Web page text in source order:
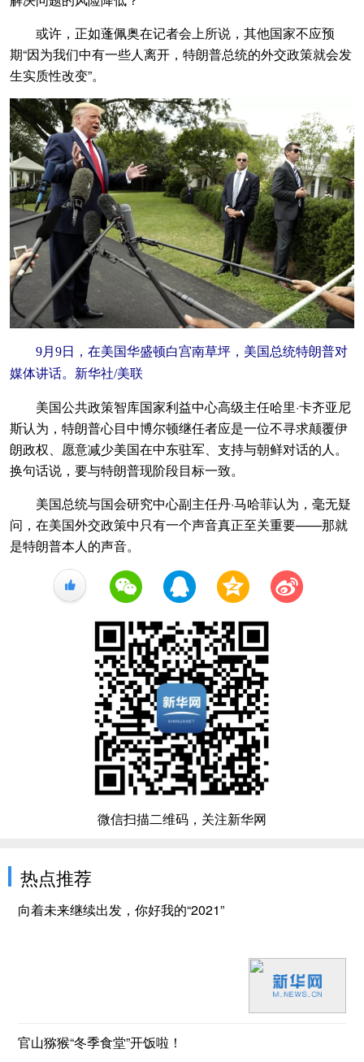
或许，正如蓬佩奥在记者会上所说，其他国家不应预
期“因为我们中有一些人离开，特朗普总统的外交政策就会发
生实质性改变”。
9月9日，在美国华盛顿白宫南草坪，美国总统特朗普对
媒体讲话。新华社/美联
美国公共政策智库国家利益中心高级主任哈里·卡齐亚尼
斯认为，特朗普心目中博尔顿继任者应是一位不寻求颠覆伊
朗政权、愿意减少美国在中东驻军、支持与朝鲜对话的人。
换句话说，要与特朗普现阶段目标一致。
美国总统与国会研究中心副主任丹·马哈菲认为，毫无疑
问，在美国外交政策中只有一个声音真正至关重要——那就
是特朗普本人的声音。
+1
微信扫描二维码，关注新华网
热点推荐
向着未来继续出发，你好我的“2021”
官山猕猴“冬季食堂”开饭啦！